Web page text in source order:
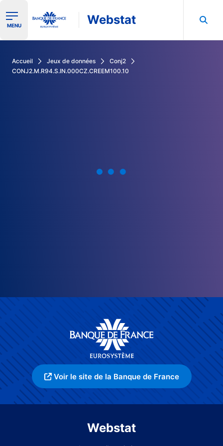
Ouvrir le menu de navigation
MENU Webstat
Accueil Jeux de données
Conj2
CONJ2.M.R94.S.IN.000CZ.CREEM100.10
Voir le site de la Banque de France
Webstat